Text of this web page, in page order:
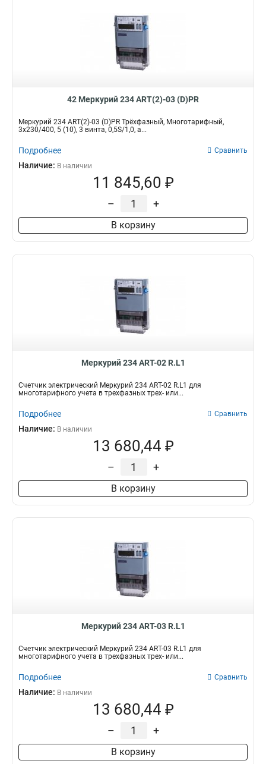
42 Меркурий 234 ART(2)-03 (D)PR
Меркурий 234 ART(2)-03 (D)PR Трёхфазный, Многотарифный,
3x230/400, 5 (10), 3 винта, 0,5S/1,0, а...
Подробнее Сравнить
Наличие: В наличии
11 845,60 ₽
– +
В корзину
Mеркурий 234 ART-02 R.L1
Счетчик электрический Mеркурий 234 ART-02 R.L1 для
многотарифного учета в трехфазных трех- или...
Подробнее Сравнить
Наличие: В наличии
13 680,44 ₽
– +
В корзину
Mеркурий 234 ART-03 R.L1
Счетчик электрический Mеркурий 234 ART-03 R.L1 для
многотарифного учета в трехфазных трех- или...
Подробнее Сравнить
Наличие: В наличии
13 680,44 ₽
– +
В корзину